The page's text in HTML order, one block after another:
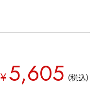
¥5,605 税込